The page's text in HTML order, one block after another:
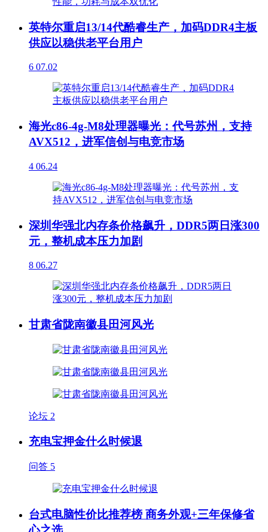
英特尔重启13/14代酷睿生产，加码DDR4主板
供应以稳供老平台用户
6 07.02
海光c86-4g-M8处理器曝光：代号苏州，支持
AVX512，进军信创与电竞市场
4 06.24
深圳华强北内存条价格飙升，DDR5两日涨300
元，整机成本压力加剧
8 06.27
甘肃省陇南徽县田河风光
论坛 2
充电宝押金什么时候退
问答 5
台式电脑性价比推荐榜 商务外观+三年保修省